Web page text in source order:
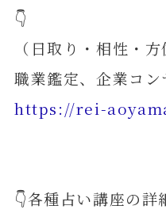
👇
（日取り・相性・
職業鑑定、企業コン
https://rei-
👇各種占い講座の詳